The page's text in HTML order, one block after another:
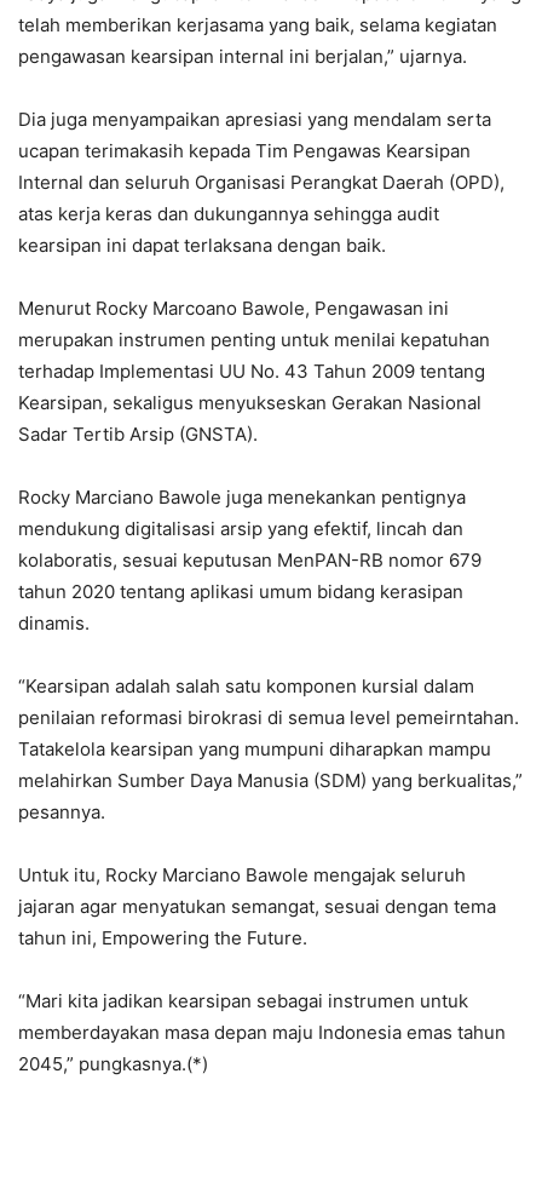
telah memberikan kerjasama yang baik, selama kegiatan
pengawasan kearsipan internal ini berjalan,” ujarnya.
Dia juga menyampaikan apresiasi yang mendalam serta
ucapan terimakasih kepada Tim Pengawas Kearsipan
Internal dan seluruh Organisasi Perangkat Daerah (OPD),
atas kerja keras dan dukungannya sehingga audit
kearsipan ini dapat terlaksana dengan baik.
Menurut Rocky Marcoano Bawole, Pengawasan ini
merupakan instrumen penting untuk menilai kepatuhan
terhadap Implementasi UU No. 43 Tahun 2009 tentang
Kearsipan, sekaligus menyukseskan Gerakan Nasional
Sadar Tertib Arsip (GNSTA).
Rocky Marciano Bawole juga menekankan pentignya
mendukung digitalisasi arsip yang efektif, lincah dan
kolaboratis, sesuai keputusan MenPAN-RB nomor 679
tahun 2020 tentang aplikasi umum bidang kerasipan
dinamis.
“Kearsipan adalah salah satu komponen kursial dalam
penilaian reformasi birokrasi di semua level pemeirntahan.
Tatakelola kearsipan yang mumpuni diharapkan mampu
melahirkan Sumber Daya Manusia (SDM) yang berkualitas,”
pesannya.
Untuk itu, Rocky Marciano Bawole mengajak seluruh
jajaran agar menyatukan semangat, sesuai dengan tema
tahun ini, Empowering the Future.
“Mari kita jadikan kearsipan sebagai instrumen untuk
memberdayakan masa depan maju Indonesia emas tahun
2045,” pungkasnya.(*)